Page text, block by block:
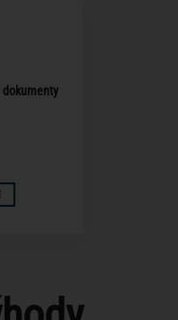
dokumenty